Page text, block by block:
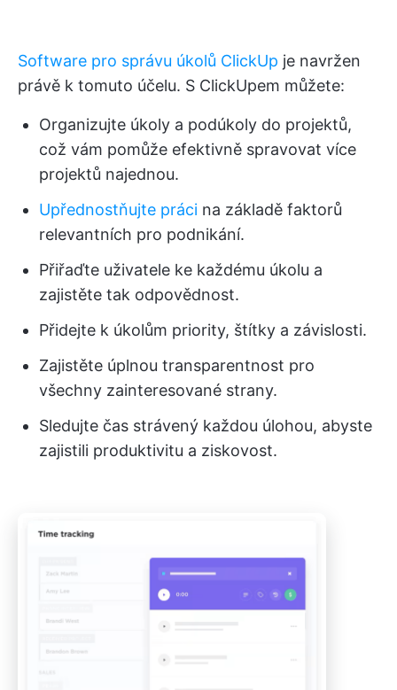
Software pro správu úkolů ClickUp je navržen
právě k tomuto účelu. S ClickUpem můžete:
Organizujte úkoly a podúkoly do projektů,
což vám pomůže efektivně spravovat více
projektů najednou.
Upřednostňujte práci na základě faktorů
relevantních pro podnikání.
Přiřaďte uživatele ke každému úkolu a
zajistěte tak odpovědnost.
Přidejte k úkolům priority, štítky a závislosti.
Zajistěte úplnou transparentnost pro
všechny zainteresované strany.
Sledujte čas strávený každou úlohou, abyste
zajistili produktivitu a ziskovost.